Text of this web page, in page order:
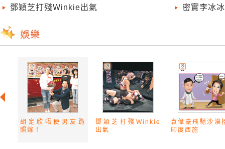
鄧穎芝打殘Winkie出氣
密實李冰
胡定欣唔使男友跪
照嫁！
鄧穎芝打殘Winkie
出氣
袁偉豪飛馳沙漠
印度西施